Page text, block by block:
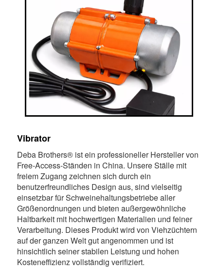
Vibrator
Deba Brothers® ist ein professioneller Hersteller von
Free-Access-Ständen in China. Unsere Ställe mit
freiem Zugang zeichnen sich durch ein
benutzerfreundliches Design aus, sind vielseitig
einsetzbar für Schweinehaltungsbetriebe aller
Größenordnungen und bieten außergewöhnliche
Haltbarkeit mit hochwertigen Materialien und feiner
Verarbeitung. Dieses Produkt wird von Viehzüchtern
auf der ganzen Welt gut angenommen und ist
hinsichtlich seiner stabilen Leistung und hohen
Kosteneffizienz vollständig verifiziert.